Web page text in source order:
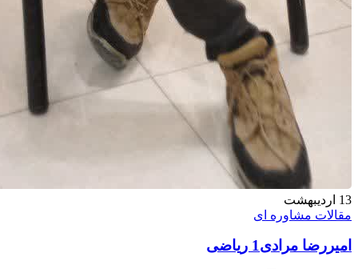
13 اردیبهشت
مقالات مشاوره ای
امیررضا مرادی1 ریاضی